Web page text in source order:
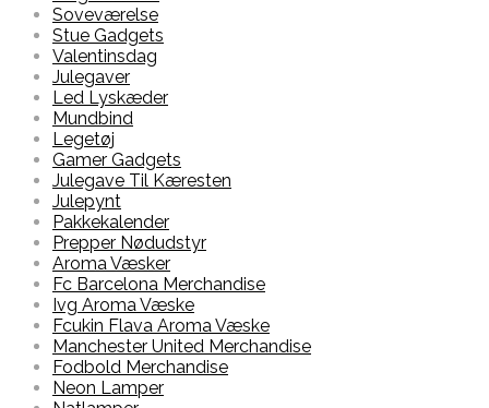
Soveværelse
Stue Gadgets
Valentinsdag
Julegaver
Led Lyskæder
Mundbind
Legetøj
Gamer Gadgets
Julegave Til Kæresten
Julepynt
Pakkekalender
Prepper Nødudstyr
Aroma Væsker
Fc Barcelona Merchandise
Ivg Aroma Væske
Fcukin Flava Aroma Væske
Manchester United Merchandise
Fodbold Merchandise
Neon Lamper